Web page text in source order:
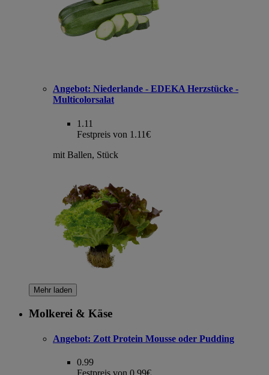
Angebot: Niederlande - EDEKA Herzstücke -
Multicolorsalat
1.11
Festpreis von 1.11€
mit Ballen, Stück
Mehr laden
Molkerei & Käse
Angebot: Zott Protein Mousse oder Pudding
0.99
Festpreis von 0.99€